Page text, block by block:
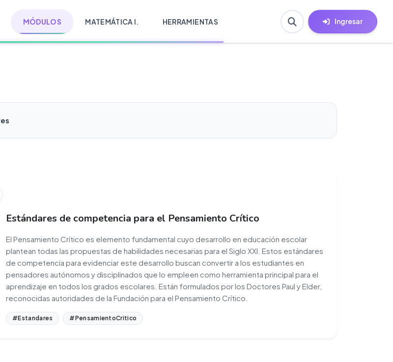
MÓDULOS MATEMÁTICA I. HERRAMIENTAS Ingresar
Estándares de competencia para el Pensamiento Crítico
El Pensamiento Crítico es elemento fundamental cuyo desarrollo en educación escolar
plantean todas las propuestas de habilidades necesarias para el Siglo XXI. Estos estándares
de competencia para evidenciar este desarrollo buscan convertir a los estudiantes en
pensadores autónomos y disciplinados que lo empleen como herramienta principal para el
aprendizaje en todos los grados escolares. Están formulados por los Doctores Paul y Elder,
reconocidas autoridades de la Fundación para el Pensamiento Crítico.
#Estandares #PensamientoCritico